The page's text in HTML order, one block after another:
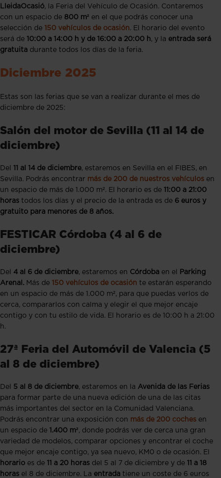
LleidaOcasió, la Feria del Vehículo de Ocasión. Contaremos
con un espacio de 800 m² en el que podrás conocer una
selección de 150 vehículos de ocasión. El horario del evento
será de 10:00 a 14:00 h y de 16:00 a 20:00 h, y la entrada será
gratuita durante todos los días de la feria.
Diciembre 2025
Estas son las ferias que se van a realizar durante el mes de
diciembre de 2025:
Salón del motor de Sevilla (11 al 14 de
diciembre)
Del 11 al 14 de diciembre, estaremos en Sevilla en el FIBES, en
Sevilla. Podrás encontrar más de 200 de nuestros vehículos en
un espacio de más de 1.000 m². El horario es de 11:00 a 21:00
horas todos los días y el precio de la entrada es de 6 euros y
gratuito para menores de 8 años.
FESTICAR Córdoba (4 al 6 de
diciembre)
Del 4 al 6 de diciembre, estaremos en Córdoba en el
Parking
Arenal. Más de 150 vehículos de ocasión te estarán esperando
en un espacio de más de 1.000 m², para que puedas verlos de
cerca, compararlos con calma y elegir el que mejor encaje
contigo y con tu estilo de vida. El horario es de 10:00 h a 21:00
h.
27ª Feria del Automóvil de Valencia (5
al 8 de diciembre)
Del 5 al 8 de diciembre, estaremos en la Avenida de las Ferias
para formar parte de una nueva edición de una de las citas
más importantes del sector en la Comunidad Valenciana.
Podrás encontrar una exposición con más de 200 coches en
un espacio de 1.400 m², donde podrás ver de cerca una gran
variedad de modelos, comparar opciones y encontrar el coche
que mejor encaje contigo, ya sea nuevo, KM0 o de ocasión. El
horario es de 11 a 20 horas del 5 al 7 de diciembre y de 11 a 18
horas el 8 de diciembre. La entrada tiene un coste de 6 euros